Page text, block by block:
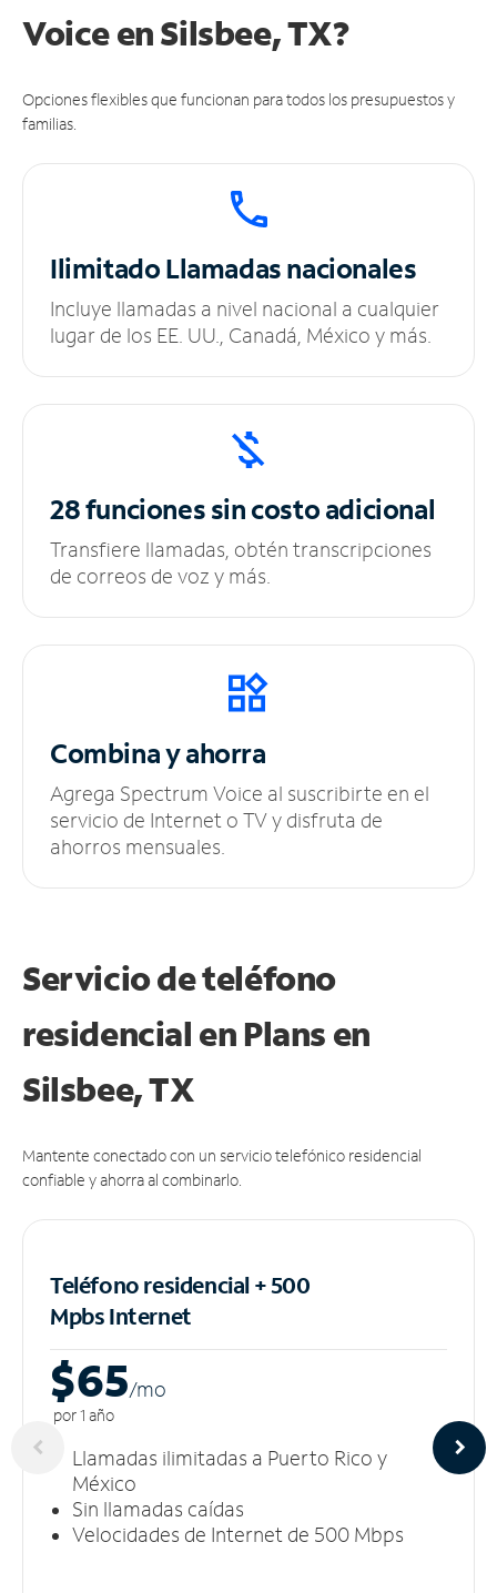
Voice en Silsbee, TX?
Opciones flexibles que funcionan para todos los presupuestos y
familias.
IlimitadoLlamadas nacionales
Incluye llamadas a nivel nacional a cualquier
lugar de los EE. UU., Canadá, México y más.
28 funciones sincosto adicional
Transfiere llamadas, obtén transcripciones
de correos de voz y más.
Combina y ahorra
Agrega Spectrum Voice al suscribirte en el
servicio de Internet o TV y disfruta de
ahorros mensuales.
Servicio de teléfono
residencial en Plans en
Silsbee, TX
Mantente conectado con un servicio telefónico residencial
confiable y ahorra al combinarlo.
Teléfono residencial + 500
MpbsInternet
$65/mo
por 1 año
Llamadas ilimitadas a Puerto Rico y
México
Sin llamadas caídas
Velocidades de Internet de 500 Mbps